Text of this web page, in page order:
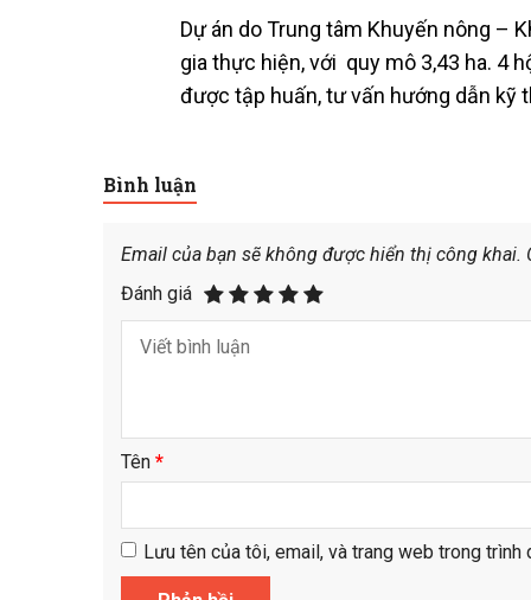
Dự án do Trung tâm Khuyến nông –
gia thực hiện, với quy mô 3,43 ha. 4
được tập huấn, tư vấn hướng dẫn kỹ
Bình luận
Email của bạn sẽ không được hiển thị công khai.
Đánh giá
Tên *
Lưu tên của tôi, email, và trang web trong